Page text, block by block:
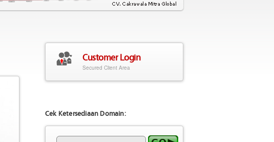
Customer Login
Secured Client Area
Cek Ketersediaan Domain: